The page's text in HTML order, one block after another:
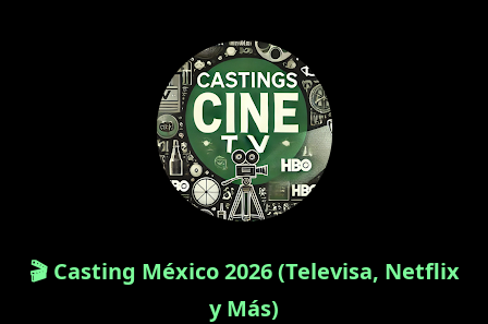
🎬 Casting México 2026 (Televisa, Netflix
y Más)